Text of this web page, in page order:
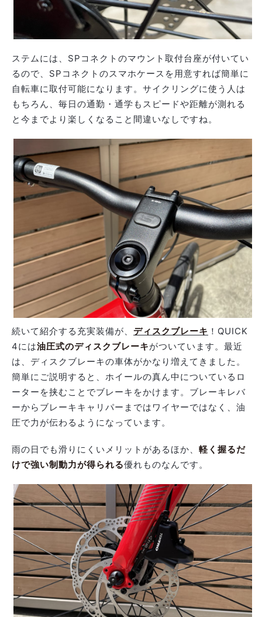
ステムには、SPコネクトのマウント取付台座が付いてい
るので、SPコネクトのスマホケースを用意すれば簡単に
自転車に取付可能になります。サイクリングに使う人は
もちろん、毎日の通勤・通学もスピードや距離が測れる
と今までより楽しくなること間違いなしですね。
続いて紹介する充実装備が、 ディスクブレーキ ！QUICK
4には油圧式のディスクブレーキがついています。最近
は、ディスクブレーキの車体がかなり増えてきました。
簡単にご説明すると、ホイールの真ん中についているロ
ーターを挟むことでブレーキをかけます。ブレーキレバ
ーからブレーキキャリパーまではワイヤーではなく、油
圧で力が伝わるようになっています。
雨の日でも滑りにくいメリットがあるほか、 軽く握るだ
けで強い制動力が得られる優れものなんです。